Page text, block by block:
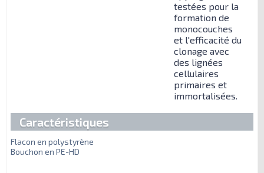
testées pour la
formation de
monocouches
et l'efficacité du
clonage avec
des lignées
cellulaires
primaires et
immortalisées.
Caractéristiques
Flacon en polystyrène
Bouchon en PE-HD